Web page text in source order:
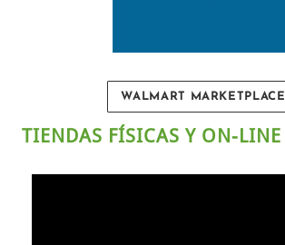
WALMART MARKETPLACE
TIENDAS FÍSICAS Y ON-LINE